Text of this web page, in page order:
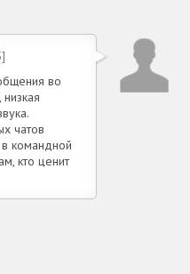
во
чатов
командной
кто ценит